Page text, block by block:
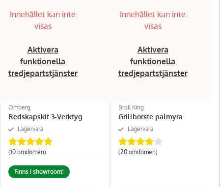
Innehållet kan inte
visas
Aktivera
funktionella
tredjepartstjänster
Omberg
Redskapskit 3-Verktyg
Lagervara
(10 omdömen)
Finns i showroom!
Innehållet kan inte
visas
Aktivera
funktionella
tredjepartstjänster
Broil King
Grillborste palmyra
Lagervara
(20 omdömen)